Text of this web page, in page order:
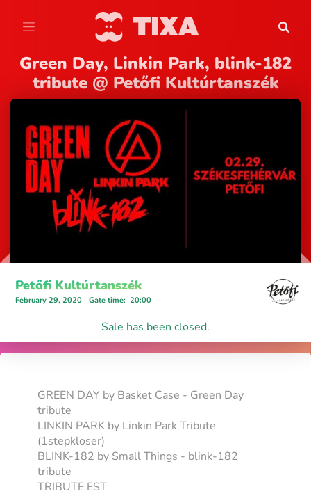
Green Day, Linkin Park, blink-182
tribute @ Petőfi Kultúrtanszék
Petőfi Kultúrtanszék
February 29, 2020 Gate time: 20:00
Sale has been closed.
GREEN DAY by Basket Case - Green Day
tribute
LINKIN PARK by Linkin Park Tribute
(1stepkloser)
BLINK-182 by Small Things - blink-182
tribute
TRIBUTE EST